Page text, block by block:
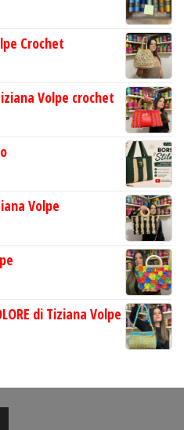
Crochet
Volpe crochet
Volpe
di Tiziana Volpe